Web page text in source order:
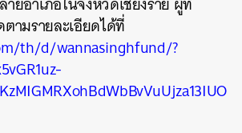
ามรายละเอียดได้ที่
th/d/wannasinghfund/?